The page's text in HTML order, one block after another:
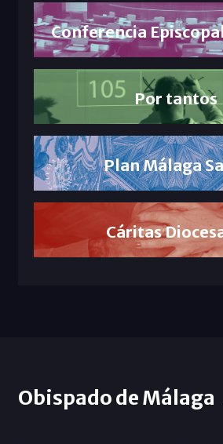
Conferencia
Por tantos
Plan Málaga
Cáritas
Obispado de Málaga